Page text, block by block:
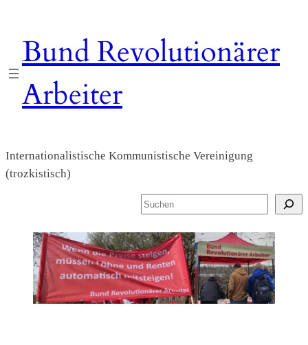
springen
Bund Revolutionärer
Arbeiter
Internationalistische Kommunistische Vereinigung
(trozkistisch)
S
c
h
e
n